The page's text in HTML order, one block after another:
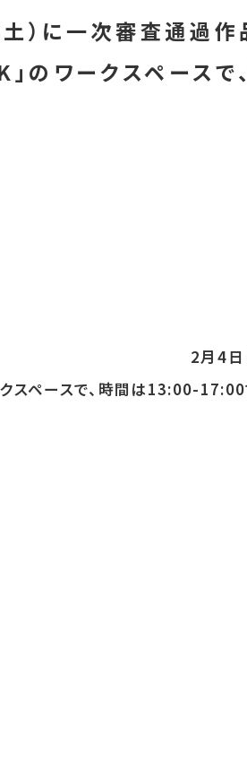
）に一次審査通過
」のワークスペー
2月4日
スペースで、時間は13:00-17:00